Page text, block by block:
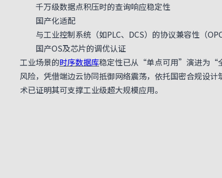
千万级数据点积压时的查询响应稳定性
国产化适配
与工业控制系统（如PLC、DCS）的协议兼容性（
国产OS及芯片的调优认证
工业场景的时序数据库稳定性已从“单点可用”演进为“
风险，凭借端边云协同抵御网络震荡，依托国密合规设
术已证明其可支撑工业级超大规模应用。